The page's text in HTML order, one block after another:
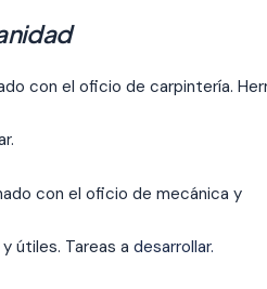
con el oficio de carpintería.
con el oficio de mecánica y
útiles. Tareas a desarrollar.